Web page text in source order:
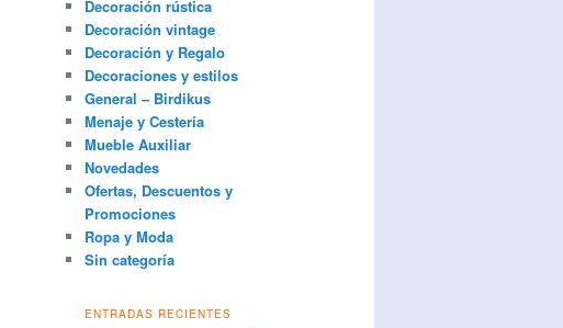
Decoración rústica
Decoración vintage
Decoración y Regalo
Decoraciones y estilos
General – Birdikus
Menaje y Cestería
Mueble Auxiliar
Novedades
Ofertas, Descuentos y
Promociones
Ropa y Moda
Sin categoría
ENTRADAS RECIENTES